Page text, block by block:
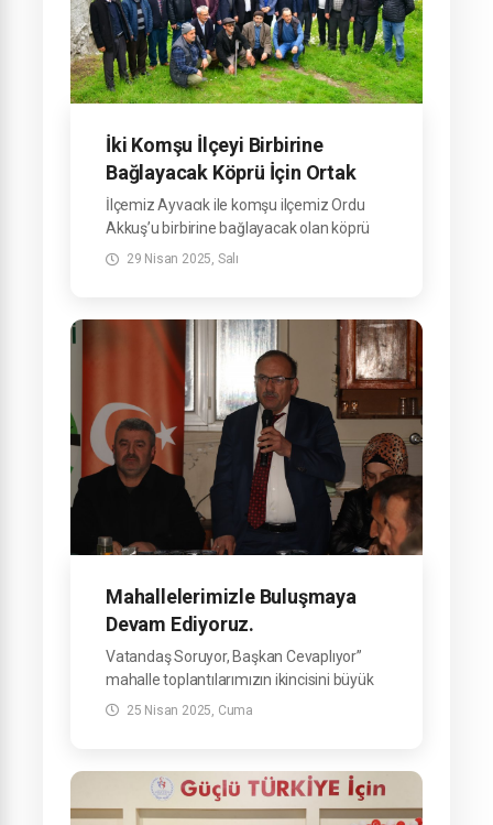
İki Komşu İlçeyi Birbirine
Bağlayacak Köprü İçin Ortak
İnceleme
İlçemiz Ayvacık ile komşu ilçemiz Ordu
Akkuş’u birbirine bağlayacak olan köprü
projesi kapsamında, Kapaklık Mahallemiz
gerçekleştirildi.
29 Nisan 2025, Salı
Mahallelerimizle Buluşmaya
Devam Ediyoruz.
Vatandaş Soruyor, Başkan Cevaplıyor”
mahalle toplantılarımızın ikincisini büyük
bir katılımla gerçekleştirdik.
25 Nisan 2025, Cuma